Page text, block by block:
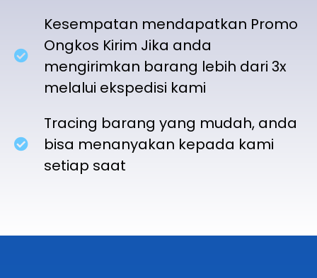
Kesempatan mendapatkan Promo
Ongkos Kirim Jika anda
mengirimkan barang lebih dari 3x
melalui ekspedisi kami
Tracing barang yang mudah, anda
bisa menanyakan kepada kami
setiap saat